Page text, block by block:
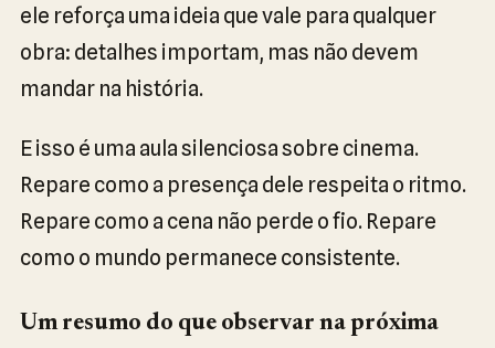
ele reforça uma ideia que vale para qualquer
obra: detalhes importam, mas não devem
mandar na história.
E isso é uma aula silenciosa sobre cinema.
Repare como a presença dele respeita o ritmo.
Repare como a cena não perde o fio. Repare
como o mundo permanece consistente.
Um resumo do que observar na próxima